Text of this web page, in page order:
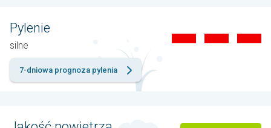
Pylenie
silne
7-dniowa prognoza pylenia